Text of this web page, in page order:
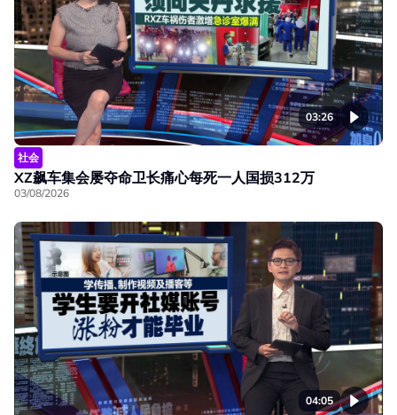
03:26
社会
XZ飙车集会屡夺命卫长痛心每死一人国损312万
03/08/2026
04:05